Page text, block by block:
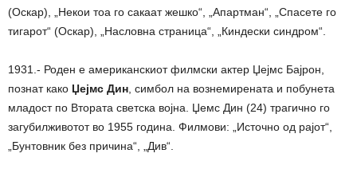
(Оскар), „Некои тоа го сакаат жешко“, „Апартман“, „Спасете го
тигарот“ (Оскар), „Насловна страница“, „Киндески синдром“.
1931.- Роден е американскиот филмски актер Џејмс Бајрон,
познат како Џејмс Дин , симбол на вознемирената и побунета
младост по Втората светска војна. Џемс Дин (24) трагично го
загубилживотот во 1955 година. Филмови: „Источно од рајот“,
„Бунтовник без причина“, „Див“.